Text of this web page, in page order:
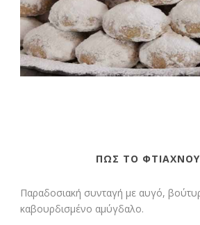
ΠΩΣ ΤΟ
Παραδοσιακή συνταγή με αυγό,
καβουρδισμένο αμύγδαλο.